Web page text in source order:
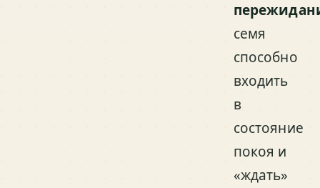
семя
способно
входить
в
состояние
покоя и
«ждать»